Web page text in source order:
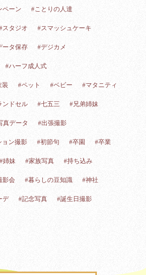
ペーン #ことりの人達
スタジオ #スマッシュケーキ
ータ保存 #デジカメ
#ハーフ成人式
装 #ペット #ベビー #マタニティ
ンドセル #七五三 #兄弟姉妹
真データ #出張撮影
ョン撮影 #初節句 #卒園 #卒業
#姉妹 #家族写真 #持ち込み
影会 #暮らしの豆知識 #神社
デ #記念写真 #誕生日撮影